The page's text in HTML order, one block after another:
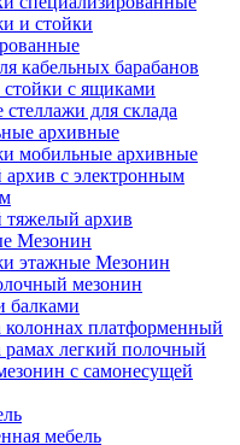
и стойки
кабельных барабанов
с ящиками
для склада
архивные
мобильные архивные
с электронным
архив
Мезонин
этажные Мезонин
мезонин
балками
платформенный
легкий полочный
с самонесущей
мебель